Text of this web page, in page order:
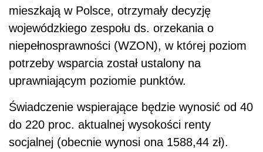
mieszkają w Polsce, otrzymały decyzję
wojewódzkiego zespołu ds. orzekania o
niepełnosprawności (WZON), w której poziom
potrzeby wsparcia został ustalony na
uprawniającym poziomie punktów.
Świadczenie wspierające będzie wynosić od 40
do 220 proc. aktualnej wysokości renty
socjalnej (obecnie wynosi ona 1588,44 zł).